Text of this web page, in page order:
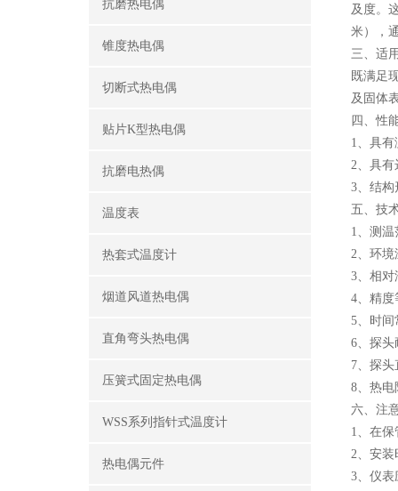
抗磨热电偶
锥度热电偶
切断式热电偶
贴片K型热电偶
抗磨电热偶
温度表
热套式温度计
烟道风道热电偶
直角弯头热电偶
压簧式固定热电偶
WSS系列指针式温度计
热电偶元件
及度。
米），
三、适
既满足
及固体
四、性
1、具
2、具有
3、结构
五、技
1、测
2、环
3、相对
4、精
5、时间
6、探头
7、探
8、热电
六、注
1、在
2、安装
3、仪